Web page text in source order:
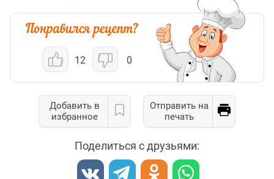
12 0
Добавить в
избранное
Отправить на
печать
Поделиться с друзьями: